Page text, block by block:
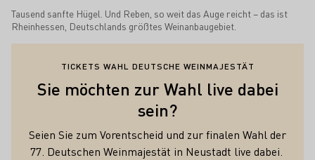
Tausend sanfte Hügel. Und Reben, so weit das Auge reicht – das ist
Rheinhessen, Deutschlands größtes Weinanbaugebiet.
TICKETS WAHL DEUTSCHE WEINMAJESTÄT
Sie möchten zur Wahl live dabei
sein?
Seien Sie zum Vorentscheid und zur finalen Wahl der
77. Deutschen Weinmajestät in Neustadt live dabei.